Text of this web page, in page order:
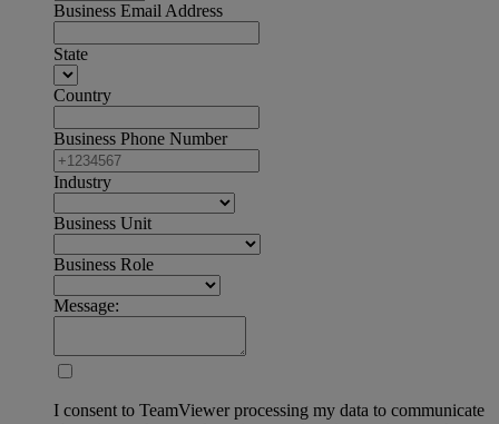
Business Email Address
State
Country
Business Phone Number
Industry
Business Unit
Business Role
Message:
I consent to TeamViewer processing my data to communicate